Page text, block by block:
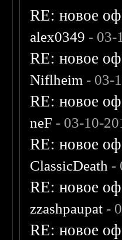
RE: новое
alex0349 - 03-
RE: новое
Niflheim - 03-
RE: новое
neF - 03-10-
RE: новое
ClassicDeath -
RE: новое
zzashpaupat -
RE: новое